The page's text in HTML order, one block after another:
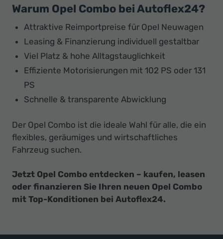
Warum Opel Combo bei Autoflex24?
Attraktive Reimportpreise für Opel Neuwagen
Leasing & Finanzierung individuell gestaltbar
Viel Platz & hohe Alltagstauglichkeit
Effiziente Motorisierungen mit 102 PS oder 131
PS
Schnelle & transparente Abwicklung
Der Opel Combo ist die ideale Wahl für alle, die ein
flexibles, geräumiges und wirtschaftliches
Fahrzeug suchen.
Jetzt Opel Combo entdecken – kaufen, leasen
oder finanzieren Sie Ihren neuen Opel Combo
mit Top-Konditionen bei Autoflex24.